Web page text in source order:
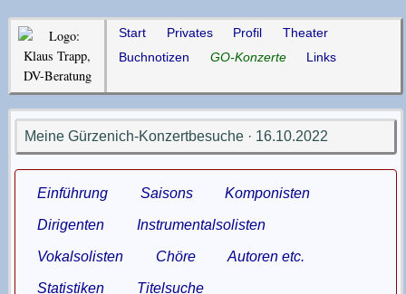
Start Privates Profil
Theater
Buchnotizen
GO-Konzerte Links
Meine Gürzenich-Konzertbesuche · 16.10.2022
Einführung Saisons Komponisten
Dirigenten Instrumentalsolisten
Vokalsolisten Chöre Autoren etc.
Statistiken Titelsuche